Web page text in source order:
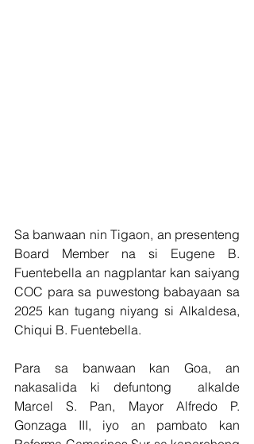
Sa banwaan nin Tigaon, an presenteng
Board Member na si Eugene B.
Fuentebella an nagplantar kan saiyang
COC para sa puwestong babayaan sa
2025 kan tugang niyang si Alkaldesa,
Chiqui B. Fuentebella.
Para sa banwaan kan Goa, an
nakasalida ki defuntong  alkalde
Marcel S. Pan, Mayor Alfredo P.
Gonzaga III, iyo an pambato kan